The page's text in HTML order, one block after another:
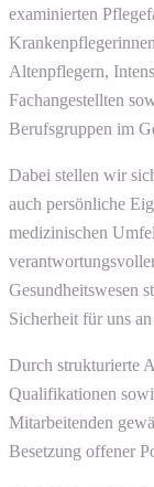
examinierten
Altenpflegern,
Fachangestellten
Berufsgruppen im
Dabei stellen wir
auch persönliche
medizinischen
Gesundheitswesen
Sicherheit für uns
Durch strukturierte
Qualifikationen
Mitarbeitenden
Besetzung offener